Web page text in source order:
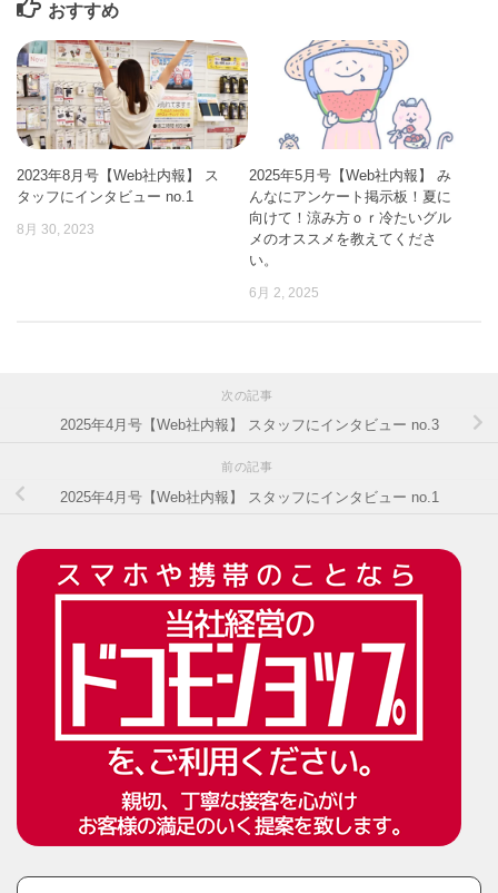
おすすめ
2023年8月号【Web社内報】 ス
タッフにインタビュー no.1
8月 30, 2023
2025年5月号【Web社内報】 み
んなにアンケート掲示板！夏に
向けて！涼み方ｏｒ冷たいグル
メのオススメを教えてくださ
い。
6月 2, 2025
次の記事
2025年4月号【Web社内報】 スタッフにインタビュー no.3
前の記事
2025年4月号【Web社内報】 スタッフにインタビュー no.1